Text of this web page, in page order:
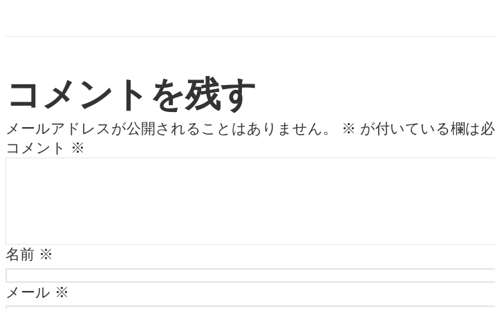
コメントを残す
メールアドレスが公開されることはありません。 ※ が付いている欄は
コメント
※
名前 ※
メール ※